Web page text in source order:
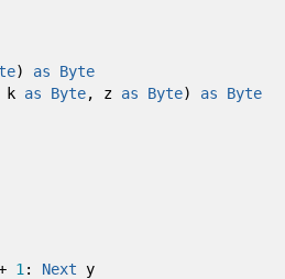
) as
Byte
k as Byte, z as Byte) as
Byte
1 : Next y